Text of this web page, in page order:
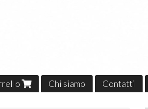
Chi siamo Contatti